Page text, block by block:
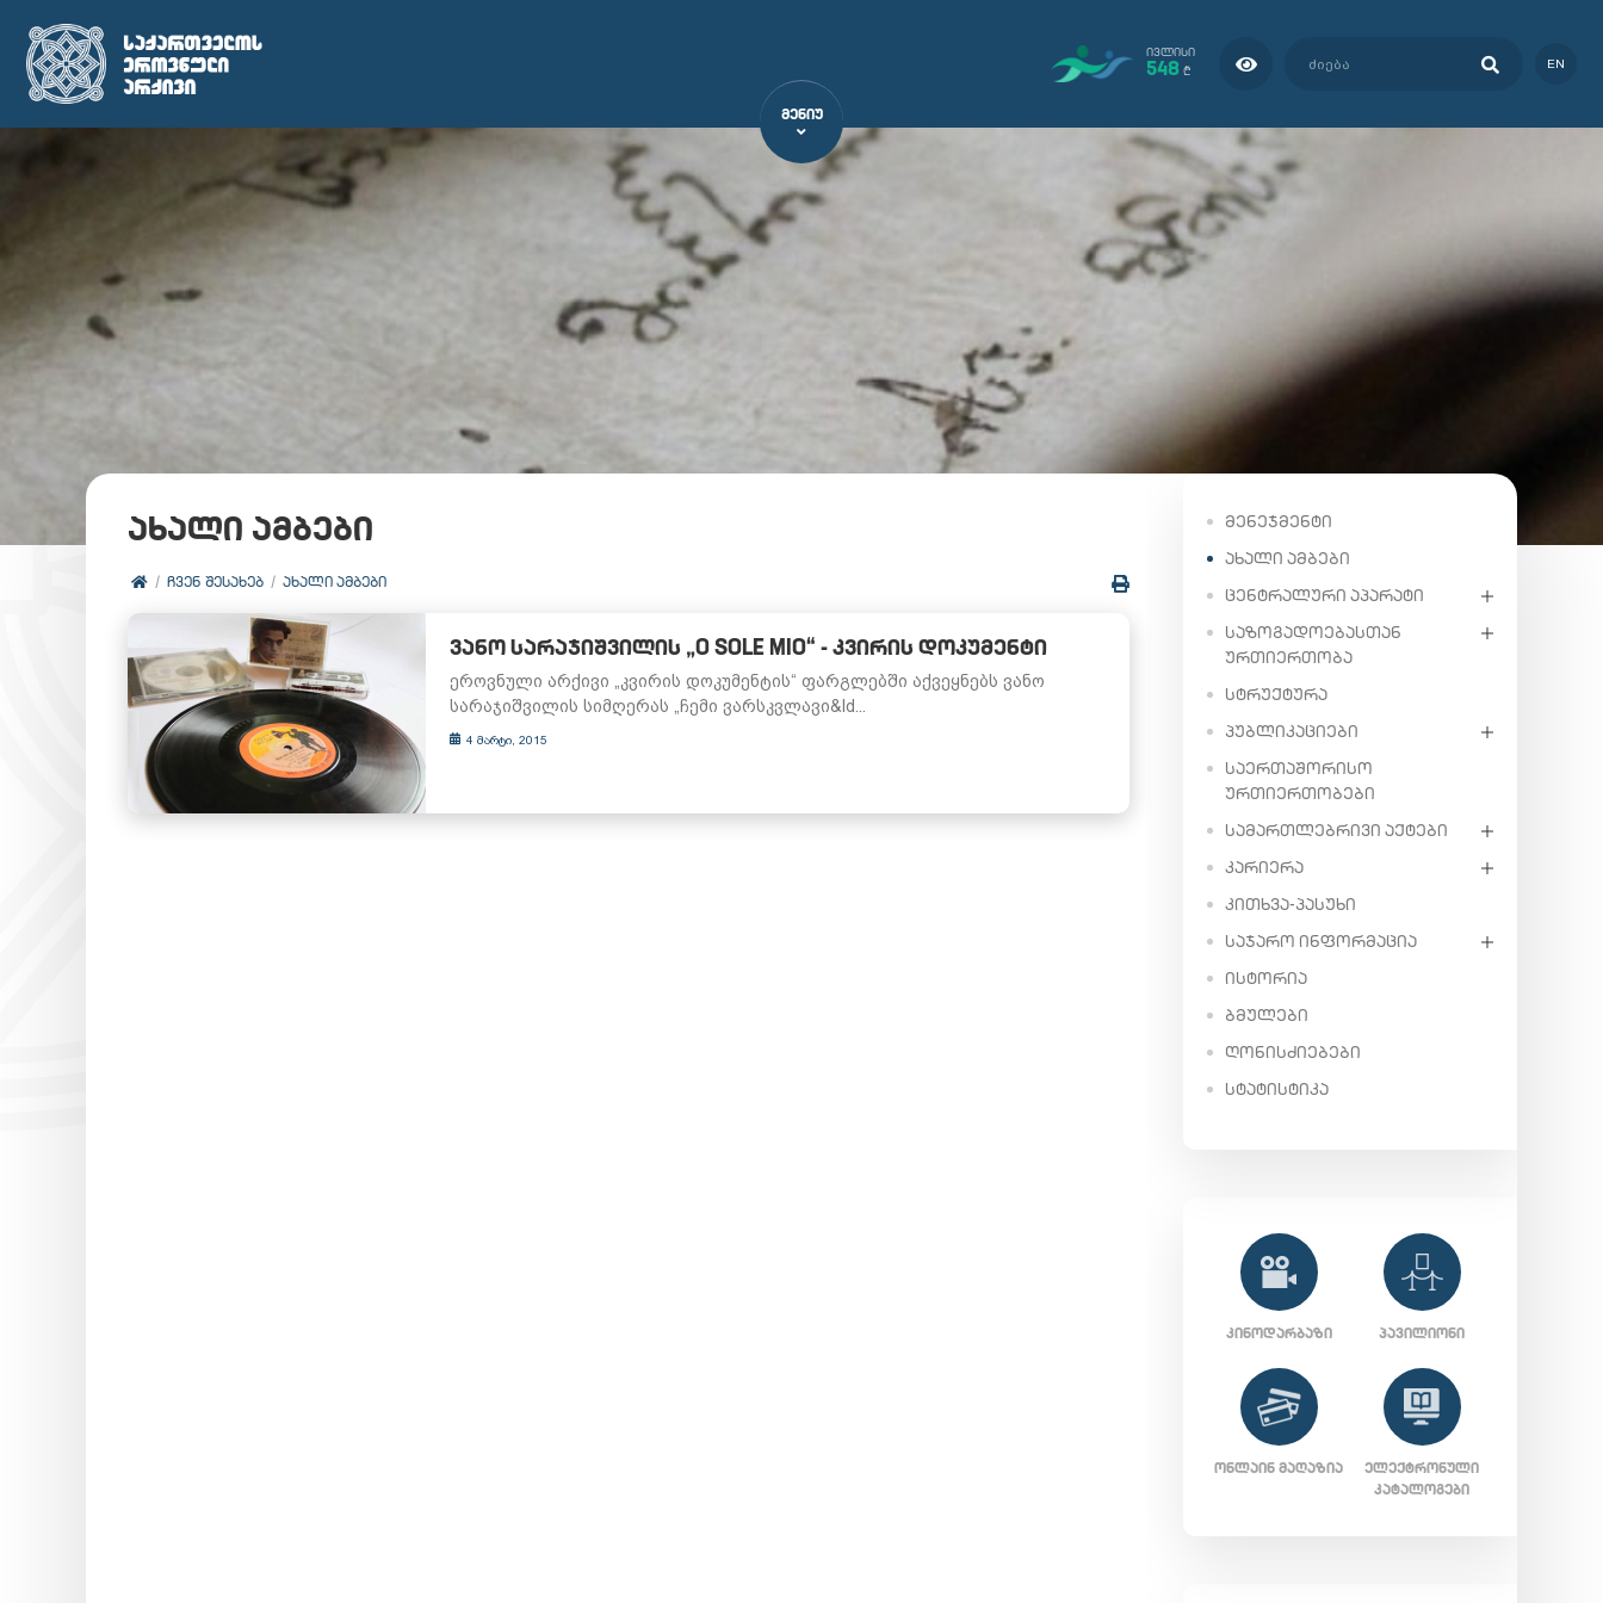
ᲘᲕᲚᲘᲡᲘ
548 ₾ EN
ᲛᲔᲜᲘᲣ
ახალი ამბები
ᲩᲕᲔᲜ ᲨᲔᲡᲐᲮᲔᲑ ᲐᲮᲐᲚᲘ ᲐᲛᲑᲔᲑᲘ
ᲕᲐᲜᲝ ᲡᲐᲠᲐᲯᲘᲨᲕᲘᲚᲘᲡ „O SOLE MIO“ - ᲙᲕᲘᲠᲘᲡ ᲓᲝᲙᲣᲛᲔᲜᲢᲘ
ეროვნული არქივი „კვირის დოკუმენტის“ ფარგლებში აქვეყნებს ვანო
სარაჯიშვილის სიმღერას „ჩემი ვარსკვლავი&ld...
4 მარტი, 2015
ᲛᲔᲜᲔᲯᲛᲔᲜᲢᲘ
ᲐᲮᲐᲚᲘ ᲐᲛᲑᲔᲑᲘ
ᲪᲔᲜᲢᲠᲐᲚᲣᲠᲘ ᲐᲞᲐᲠᲐᲢᲘ
ᲡᲐᲖᲝᲒᲐᲓᲝᲔᲑᲐᲡᲗᲐᲜ
ᲣᲠᲗᲘᲔᲠᲗᲝᲑᲐ
ᲡᲢᲠᲣᲥᲢᲣᲠᲐ
ᲞᲣᲑᲚᲘᲙᲐᲪᲘᲔᲑᲘ
ᲡᲐᲔᲠᲗᲐᲨᲝᲠᲘᲡᲝ
ᲣᲠᲗᲘᲔᲠᲗᲝᲑᲔᲑᲘ
ᲡᲐᲛᲐᲠᲗᲚᲔᲑᲠᲘᲕᲘ ᲐᲥᲢᲔᲑᲘ
ᲙᲐᲠᲘᲔᲠᲐ
ᲙᲘᲗᲮᲕᲐ-ᲞᲐᲡᲣᲮᲘ
ᲡᲐᲯᲐᲠᲝ ᲘᲜᲤᲝᲠᲛᲐᲪᲘᲐ
ᲘᲡᲢᲝᲠᲘᲐ
ᲑᲛᲣᲚᲔᲑᲘ
ᲦᲝᲜᲘᲡᲫᲘᲔᲑᲔᲑᲘ
ᲡᲢᲐᲢᲘᲡᲢᲘᲙᲐ
ᲙᲘᲜᲝᲓᲐᲠᲑᲐᲖᲘ ᲞᲐᲕᲘᲚᲘᲝᲜᲘ
ᲝᲜᲚᲐᲘᲜ ᲛᲐᲦᲐᲖᲘᲐ
ᲔᲚᲔᲥᲢᲠᲝᲜᲣᲚᲘ
ᲙᲐᲢᲐᲚᲝᲒᲔᲑᲘ